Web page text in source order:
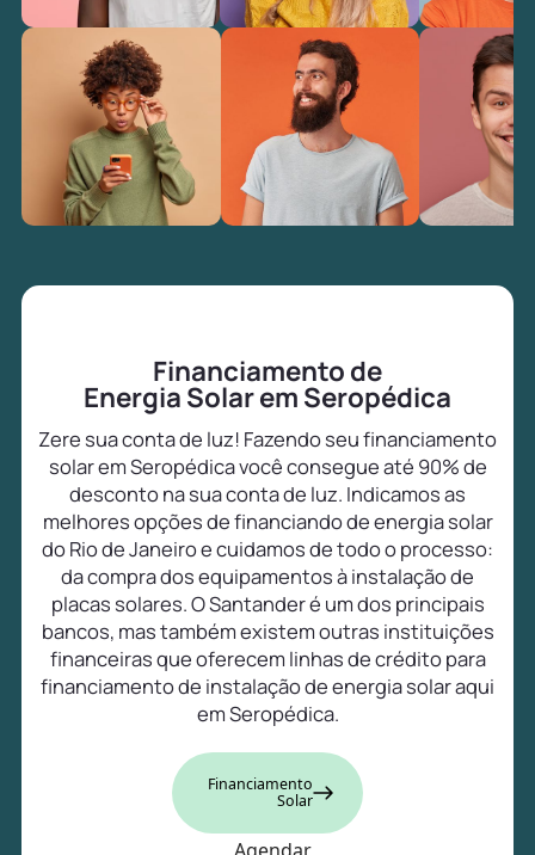
Financiamento de
Energia Solar em Seropédica
Zere sua conta de luz! Fazendo seu financiamento
solar em Seropédica você consegue até 90% de
desconto na sua conta de luz. Indicamos as
melhores opções de financiando de energia solar
do Rio de Janeiro e cuidamos de todo o processo:
da compra dos equipamentos à instalação de
placas solares. O Santander é um dos principais
bancos, mas também existem outras instituições
financeiras que oferecem linhas de crédito para
financiamento de instalação de energia solar aqui
em Seropédica.
Financiamento
Solar
Agendar